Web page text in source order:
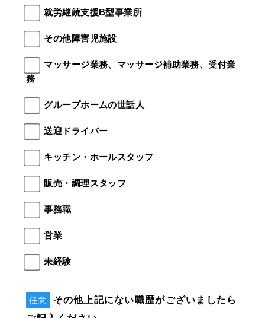
就労継続支援B型事業所
その他障害児施設
マッサージ業務、マッサージ補助業務、受付業
務
グループホームの世話人
送迎ドライバー
キッチン・ホールスタッフ
販売・調理スタッフ
事務職
営業
未経験
任意
その他上記にない職歴がございましたら